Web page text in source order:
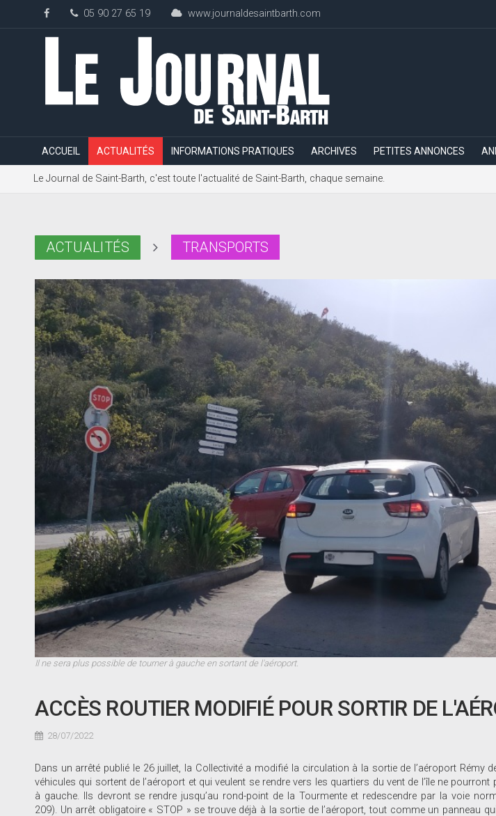
05 90 27 65 19 www.journaldesaintbarth.com
ACCUEIL ACTUALITÉS INFORMATIONS PRATIQUES ARCHIVES PETITES ANNONCES
Le Journal de Saint-Barth, c'est toute l'actualité de Saint-Barth, chaque semaine.
ACTUALITÉS TRANSPORTS
Il ne sera plus possible de tourner à gauche en sortant de l'aéroport.
ACCÈS ROUTIER MODIFIÉ POUR SORTIR DE
28/07/2022
Dans un arrêté publié le 26 juillet, la Collectivité a modifié la circulation à la sortie de l’aéroport Rémy
véhicules qui sortent de l’aéroport et qui veulent se rendre vers les quartiers du vent de l’île ne
à gauche. Ils devront se rendre jusqu’au rond-point de la Tourmente et redescendre par la voie
209). Un arrêt obligatoire « STOP » se trouve déjà à la sortie de l’aéroport, tout comme un panneau